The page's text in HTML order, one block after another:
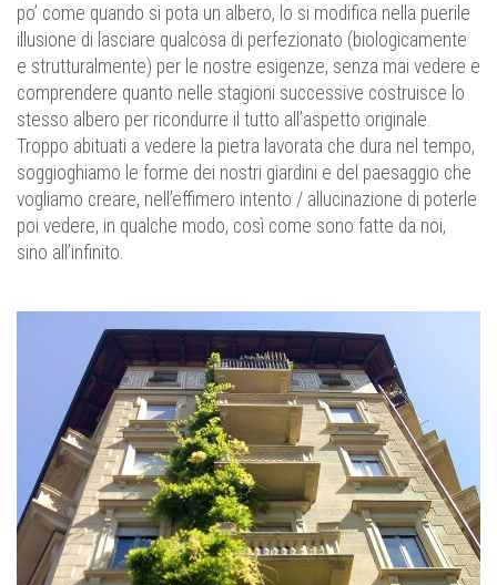
po’ come quando si pota un albero, lo si modifica nella puerile
illusione di lasciare qualcosa di perfezionato (biologicamente
e strutturalmente) per le nostre esigenze, senza mai vedere e
comprendere quanto nelle stagioni successive costruisce lo
stesso albero per ricondurre il tutto all’aspetto originale.
Troppo abituati a vedere la pietra lavorata che dura nel tempo,
soggioghiamo le forme dei nostri giardini e del paesaggio che
vogliamo creare, nell’effimero intento / allucinazione di poterle
poi vedere, in qualche modo, così come sono fatte da noi,
sino all’infinito.